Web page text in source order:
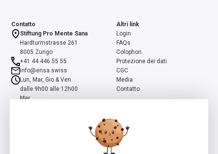
Contatto
Stiftung Pro Mente Sana
Hardturmstrasse 261
8005 Zurigo
+41 44 446 55 55
info@ensa.swiss
Lun, Mar, Gio & Ven
dalle 9h00 alle 12h00
Mer
Altri link
Login
FAQs
Colophon
Protezione dei dati
CGC
Media
Contatto
ensa è un programma della Fondazione Svizzera Pro Mente Sana, co-